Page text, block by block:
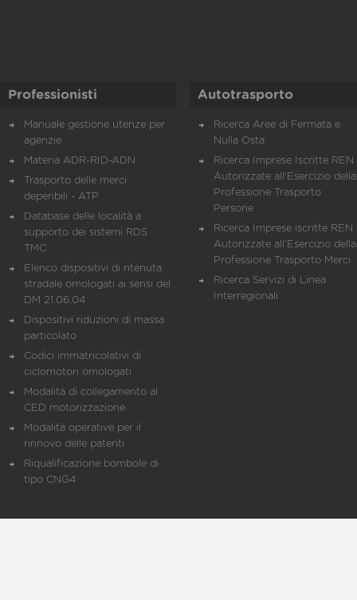
Professionisti
Manuale gestione utenze per
agenzie
Materia ADR-RID-ADN
Trasporto delle merci
deperibili - ATP
Database delle località a
supporto dei sistemi RDS
TMC
Elenco dispositivi di ritenuta
stradale omologati ai sensi del
DM 21.06.04
Dispositivi riduzioni di massa
particolato
Codici immatricolativi di
ciclomotori omologati
Modalità di collegamento al
CED motorizzazione
Modalità operative per il
rinnovo delle patenti
Riqualificazione bombole di
tipo CNG4
Autotrasporto
Ricerca Aree di Fermata e
Nulla Osta
Ricerca Imprese Iscritte REN
Autorizzate all'Esercizio della
Professione Trasporto
Persone
Ricerca Imprese iscritte REN
Autorizzate all'Esercizio della
Professione Trasporto Merci
Ricerca Servizi di Linea
Interregionali